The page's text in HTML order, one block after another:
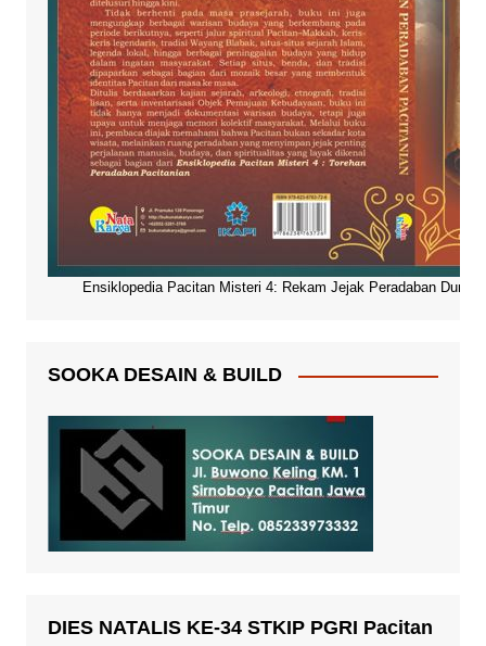
Ensiklopedia Pacitan Misteri 4: Rekam Jejak Peradaban Dunia
SOOKA DESAIN & BUILD
DIES NATALIS KE-34 STKIP PGRI Pacitan